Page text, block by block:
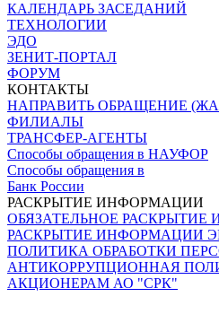
КАЛЕНДАРЬ ЗАСЕДАНИЙ
ТЕХНОЛОГИИ
ЭДО
ЗЕНИТ-ПОРТАЛ
ФОРУМ
КОНТАКТЫ
НАПРАВИТЬ ОБРАЩЕНИЕ
ФИЛИАЛЫ
ТРАНСФЕР-АГЕНТЫ
Способы обращения в НАУФОР
Способы обращения в
Банк России
РАСКРЫТИЕ ИНФОРМАЦИИ
ОБЯЗАТЕЛЬНОЕ
РАСКРЫТИЕ ИНФОРМАЦИИ
ПОЛИТИКА ОБРАБОТКИ
АНТИКОРРУПЦИОННАЯ
АКЦИОНЕРАМ АО "СРК"